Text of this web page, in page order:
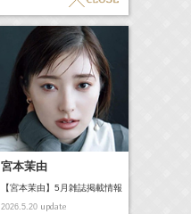
宮本茉由
【宮本茉由】5月雑誌掲載情報
2026.5.20update